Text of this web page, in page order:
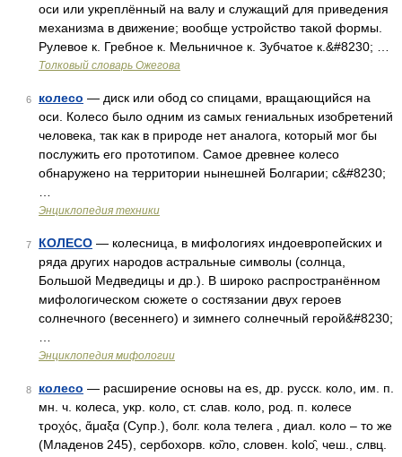
оси или укреплённый на валу и служащий для приведения
механизма в движение; вообще устройство такой формы.
Рулевое к. Гребное к. Мельничное к. Зубчатое к.&#8230; …
Толковый словарь Ожегова
6 колесо — диск или обод со спицами, вращающийся на
оси. Колесо было одним из самых гениальных изобретений
человека, так как в природе нет аналога, который мог бы
послужить его прототипом. Самое древнее колесо
обнаружено на территории нынешней Болгарии; с&#8230;
Энциклопедия техники
7 КОЛЕСО — колесница, в мифологиях индоевропейских и
ряда других народов астральные символы (солнца,
Большой Медведицы и др.). В широко распространённом
мифологическом сюжете о состязании двух героев
солнечного (весеннего) и зимнего солнечный герой&#8230;
Энциклопедия мифологии
8 колесо — расширение основы на еs, др. русск. коло, им. п.
мн. ч. колеса, укр. коло, ст. слав. коло, род. п. колесе
τροχός, ἅμαξα (Супр.), болг. кола телега , диал. коло – то же
(Младенов 245), сербохорв. ко̏ло, словен. kоlо̑, чеш., слвц.